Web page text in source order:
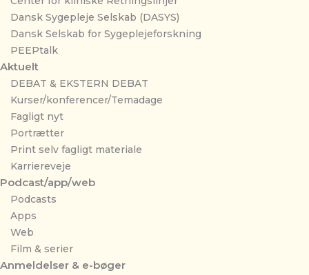
Dansk Sygepleje Selskab (DASYS)
Dansk Selskab for Sygeplejeforskning
PEEPtalk
Aktuelt
DEBAT & EKSTERN DEBAT
Kurser/konferencer/Temadage
Fagligt nyt
Portrætter
Print selv fagligt materiale
Karriereveje
Podcast/app/web
Podcasts
Apps
Web
Film & serier
Anmeldelser & e-bøger